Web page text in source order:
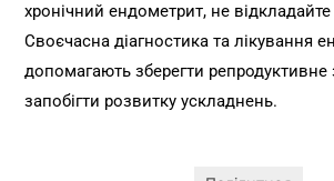
хронічний ендометрит, не відкладайте
Своєчасна діагностика та лікування
допомагають зберегти репродуктивне
запобігти розвитку ускладнень.